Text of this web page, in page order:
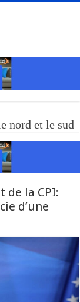
nord et le
de la CPI:
d’une